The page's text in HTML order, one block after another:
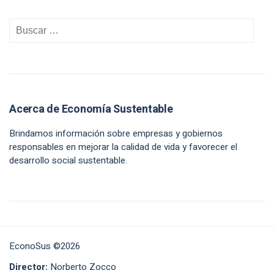
Acerca de Economía Sustentable
Brindamos información sobre empresas y gobiernos
responsables en mejorar la calidad de vida y favorecer el
desarrollo social sustentable.
EconoSus ©2026
Director: Norberto Zocco